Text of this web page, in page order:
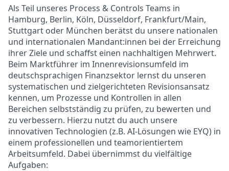
Als Teil unseres Process & Controls Teams in
Hamburg, Berlin, Köln, Düsseldorf, Frankfurt/Main,
Stuttgart oder München berätst du unsere nationalen
und internationalen Mandant:innen bei der Erreichung
ihrer Ziele und schaffst einen nachhaltigen Mehrwert.
Beim Marktführer im Innenrevisionsumfeld im
deutschsprachigen Finanzsektor lernst du unseren
systematischen und zielgerichteten Revisionsansatz
kennen, um Prozesse und Kontrollen in allen
Bereichen selbstständig zu prüfen, zu bewerten und
zu verbessern. Hierzu nutzt du auch unsere
innovativen Technologien (z.B. AI-Lösungen wie EYQ) in
einem professionellen und teamorientiertem
Arbeitsumfeld. Dabei übernimmst du vielfältige
Aufgaben: